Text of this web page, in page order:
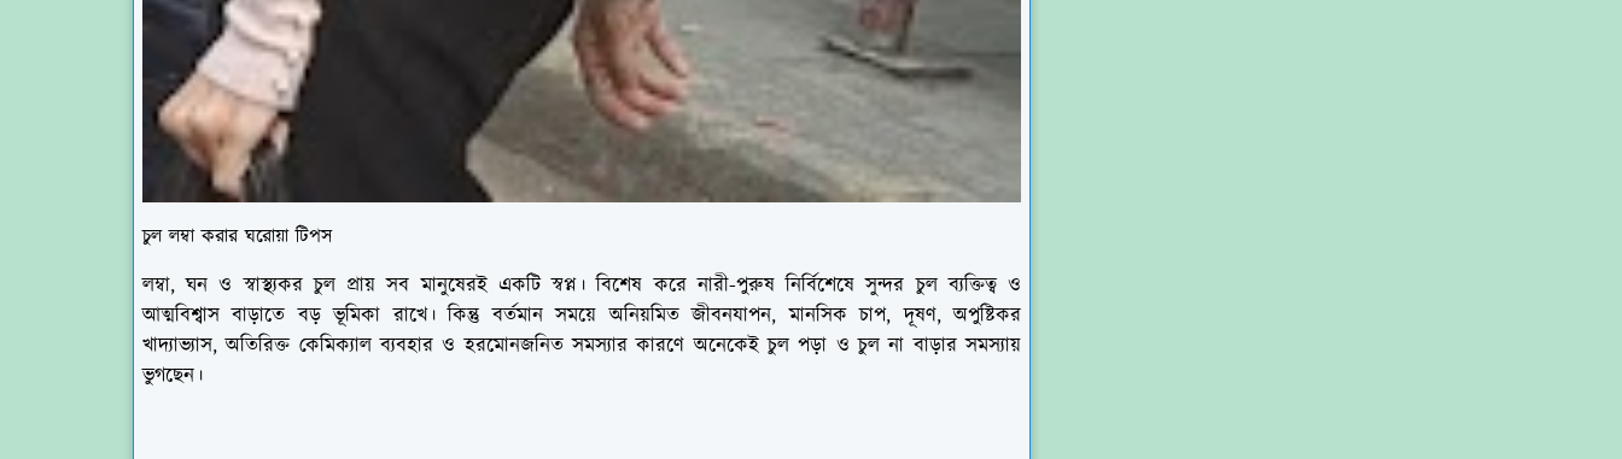
চুল লম্বা করার ঘরোয়া টিপস
লম্বা, ঘন ও স্বাস্থ্যকর চুল প্রায় সব মানুষেরই একটি স্বপ্ন। বিশেষ করে নারী-পুরুষ নির্বিশেষে সুন্দর চুল ব্যক্তিত্ব ও
আত্মবিশ্বাস বাড়াতে বড় ভূমিকা রাখে। কিন্তু বর্তমান সময়ে অনিয়মিত জীবনযাপন, মানসিক চাপ, দূষণ, অপুষ্টিকর
খাদ্যাভ্যাস, অতিরিক্ত কেমিক্যাল ব্যবহার ও হরমোনজনিত সমস্যার কারণে অনেকেই চুল পড়া ও চুল না বাড়ার সমস্যায়
ভুগছেন।